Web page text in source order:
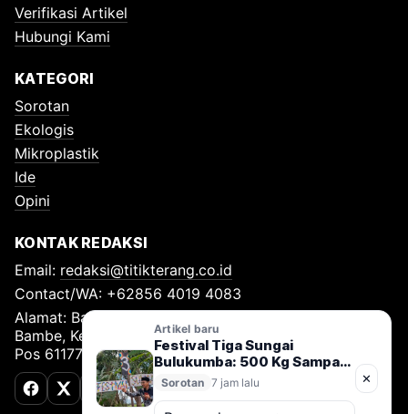
Verifikasi Artikel
Hubungi Kami
KATEGORI
Sorotan
Ekologis
Mikroplastik
Ide
Opini
KONTAK REDAKSI
Email: redaksi@titikterang.co.id
Contact/WA: +62856 4019 4083
Alamat: Bambe Nomor 115, RT 009 RW 009, Desa
Bambe, Kecamatan Driyorejo, Kabupaten Gresik, Kode
Pos 61177
FacebookX (Twitter)
TikTok
Artikel baru
Festival Tiga Sungai
Bulukumba: 500 Kg Sampah
Diangkut, Gerakan Jaga
Sungai Nusantara Resmi
Sorotan 7 jam lalu ✕